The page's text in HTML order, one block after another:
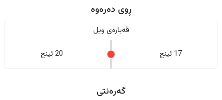
ڕوی دەرەوە
قەبارەی ویل
17 ئینج 20 ئینج
گەرەنتی